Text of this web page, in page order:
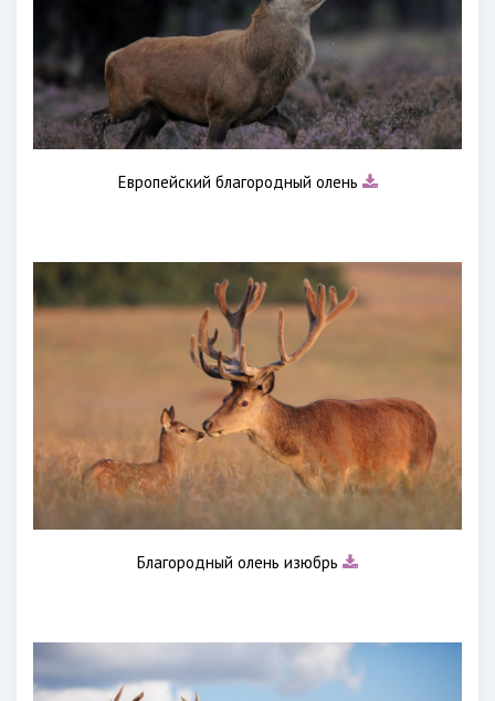
Европейский благородный олень
Благородный олень изюбрь